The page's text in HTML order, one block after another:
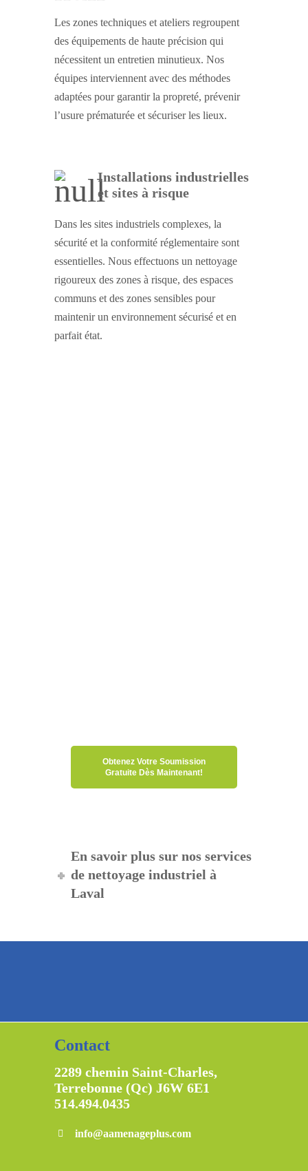
Les zones techniques et ateliers regroupent
des équipements de haute précision qui
nécessitent un entretien minutieux. Nos
équipes interviennent avec des méthodes
adaptées pour garantir la propreté, prévenir
l’usure prématurée et sécuriser les lieux.
Installations industrielles
et sites à risque
Dans les sites industriels complexes, la
sécurité et la conformité réglementaire sont
essentielles. Nous effectuons un nettoyage
rigoureux des zones à risque, des espaces
communs et des zones sensibles pour
maintenir un environnement sécurisé et en
parfait état.
Obtenez Votre Soumission
Gratuite Dès Maintenant!
En savoir plus sur nos services
de nettoyage industriel à
Laval
Contact
2289 chemin Saint-Charles,
Terrebonne (Qc) J6W 6E1
514.494.0435
info@aamenageplus.com